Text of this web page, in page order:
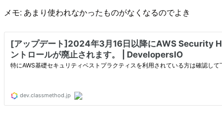
メモ: あまり使われなかったものがなくなるのでよき